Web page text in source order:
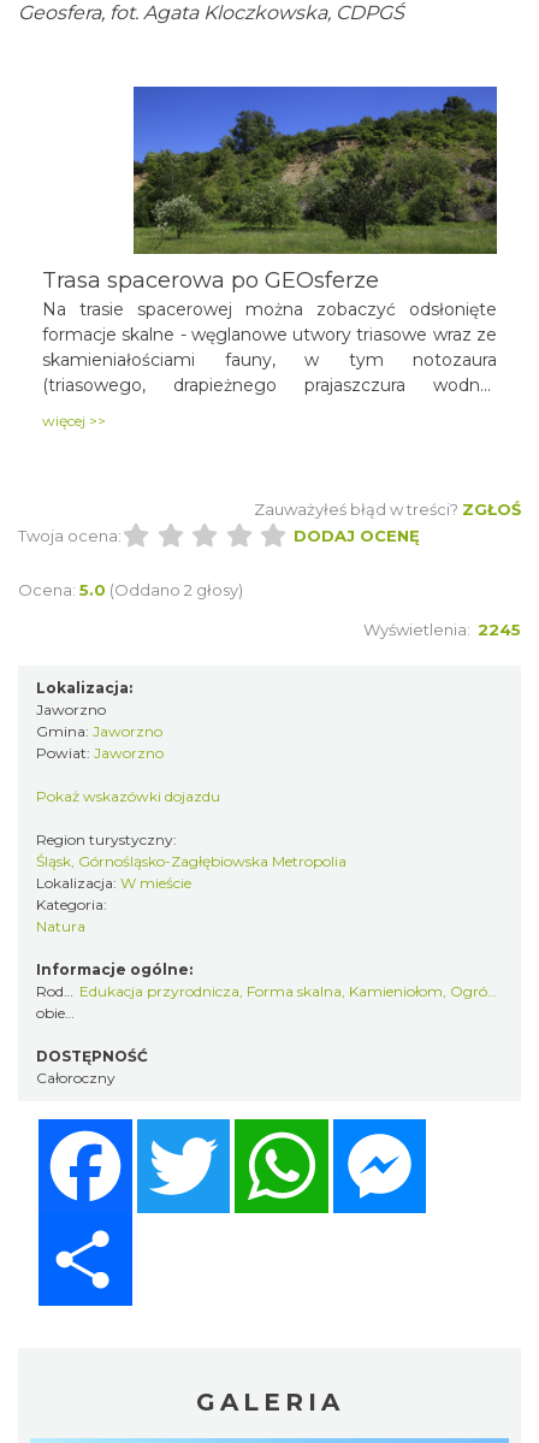
Geosfera, fot. Agata Kloczkowska, CDPGŚ
Trasa spacerowa po GEOsferze
Na trasie spacerowej można zobaczyć odsłonięte
formacje skalne - węglanowe utwory triasowe wraz ze
skamieniałościami fauny, w tym notozaura
(triasowego, drapieżnego prajaszczura wodno-
geomorfologiczne, w tym megariplemarki (faliste
więcej >>
Zauważyłeś błąd w treści? ZGŁOŚ
Twoja ocena:
DODAJ OCENĘ
Ocena: 5.0 (Oddano 2 głosy)
Wyświetlenia: 2245
Lokalizacja:
Jaworzno
Gmina: Jaworzno
Powiat: Jaworzno
Pokaż wskazówki dojazdu
Region turystyczny:
Śląsk, Górnośląsko-Zagłębiowska Metropolia
Lokalizacja: W mieście
Kategoria:
Natura
Informacje ogólne:
Rodzaj
obiektu:
Edukacja przyrodnicza, Forma skalna, Kamieniołom, Ogród zoologiczny / botaniczny
DOSTĘPNOŚĆ
Całoroczny
Twitter WhatsApp
GALERIA